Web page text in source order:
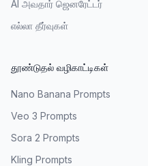
AI அவதார் ஜெனரேட்டர்
எல்லா தீர்வுகள்
தூண்டுதல் வழிகாட்டிகள்
Nano Banana Prompts
Veo 3 Prompts
Sora 2 Prompts
Kling Prompts